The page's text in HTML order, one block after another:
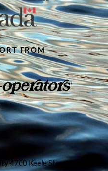
FROM
4700 Keele Street North